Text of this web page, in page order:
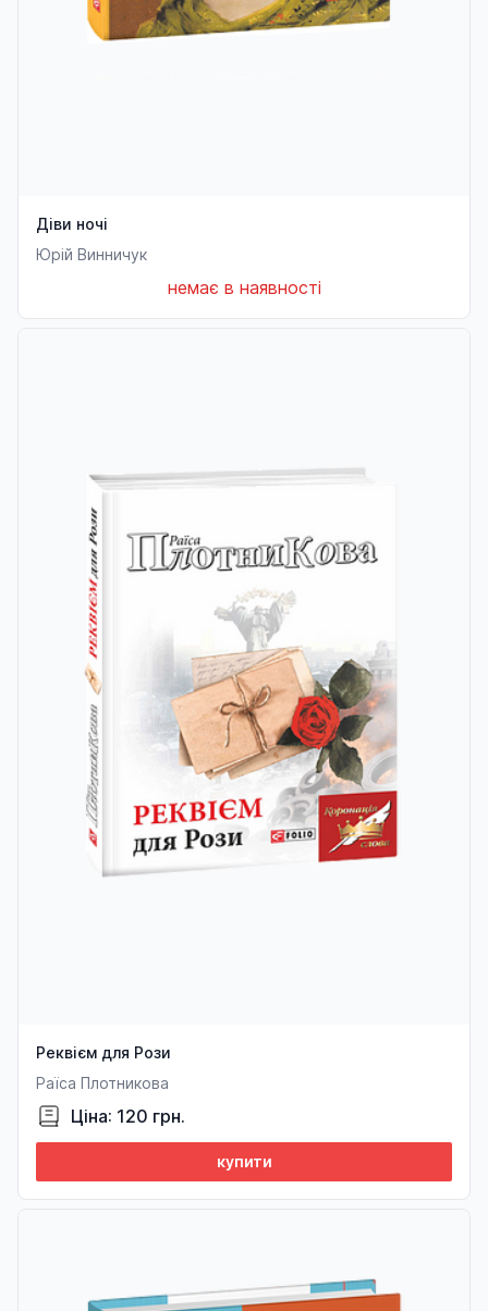
Діви ночі
Юрій Винничук
немає в наявності
Реквієм для Рози
Раїса Плотникова
Ціна: 120 грн.
купити